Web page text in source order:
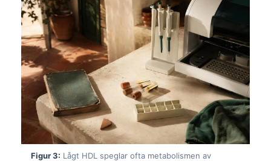
Figur 3: Lågt HDL speglar ofta metabolismen av